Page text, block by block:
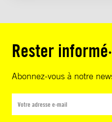
Rester
Abonnez-vous à notre